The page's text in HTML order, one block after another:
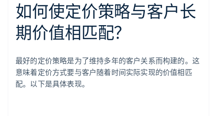
如何使定价策略与客户长
期价值相匹配？
最好的定价策略是为了维持多年的客户关系而构建的。这
意味着定价方式要与客户随着时间实际实现的价值相匹
配。以下是具体表现。